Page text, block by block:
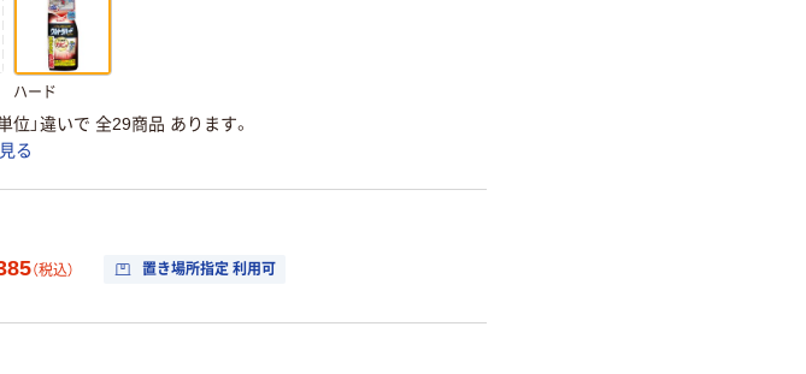
ハード
単位」違いで 全29商品 あります。
る
（税込） 置き場所指定 利用可